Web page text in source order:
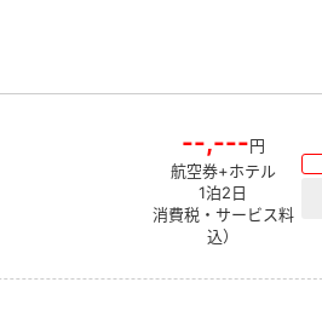
--,---円
航空券+ホテル
1泊2日
消費税・サービス料
込）